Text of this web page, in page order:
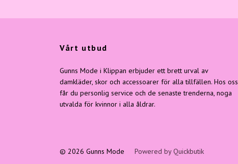
Vårt utbud
Gunns Mode i Klippan erbjuder ett brett urval av
damkläder, skor och accessoarer för alla tillfällen. Hos oss
får du personlig service och de senaste trenderna, noga
utvalda för kvinnor i alla åldrar.
© 2026 Gunns Mode Powered by Quickbutik